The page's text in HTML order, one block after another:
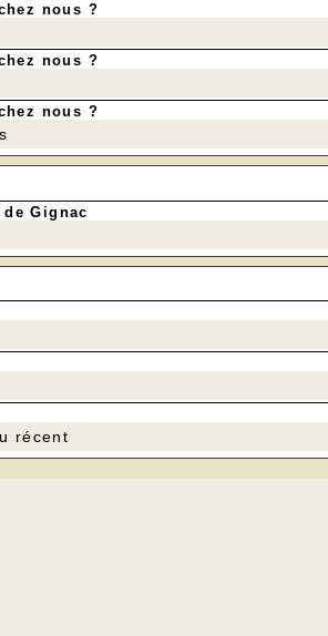
nous ?
nous ?
nous ?
Gignac
récent